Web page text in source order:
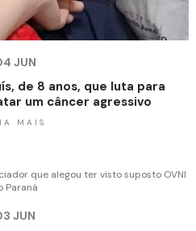
JUN
de 8 anos, que luta para
um câncer agressivo
MAIS
JUN